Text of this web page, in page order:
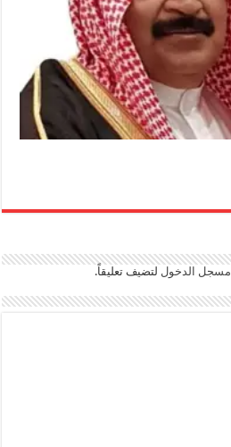
مسجل الدخوللتضيف تعليقاً.